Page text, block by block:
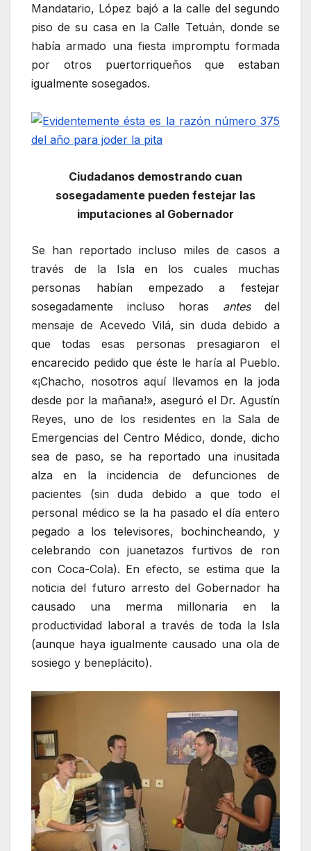
Mandatario, López bajó a la calle del segundo
piso de su casa en la Calle Tetuán, donde se
había armado una fiesta impromptu formada
por otros puertorriqueños que estaban
igualmente sosegados.
Ciudadanos demostrando cuan
sosegadamente pueden festejar las
imputaciones al Gobernador
Se han reportado incluso miles de casos a
través de la Isla en los cuales muchas
personas habían empezado a festejar
sosegadamente incluso horas antesdel
mensaje de Acevedo Vilá, sin duda debido a
que todas esas personas presagiaron el
encarecido pedido que éste le haría al Pueblo.
«¡Chacho, nosotros aquí llevamos en la joda
desde por la mañana!», aseguró el Dr. Agustín
Reyes, uno de los residentes en la Sala de
Emergencias del Centro Médico, donde, dicho
sea de paso, se ha reportado una inusitada
alza en la incidencia de defunciones de
pacientes (sin duda debido a que todo el
personal médico se la ha pasado el día entero
pegado a los televisores, bochincheando, y
celebrando con juanetazos furtivos de ron
con Coca-Cola). En efecto, se estima que la
noticia del futuro arresto del Gobernador ha
causado una merma millonaria en la
productividad laboral a través de toda la Isla
(aunque haya igualmente causado una ola de
sosiego y beneplácito).